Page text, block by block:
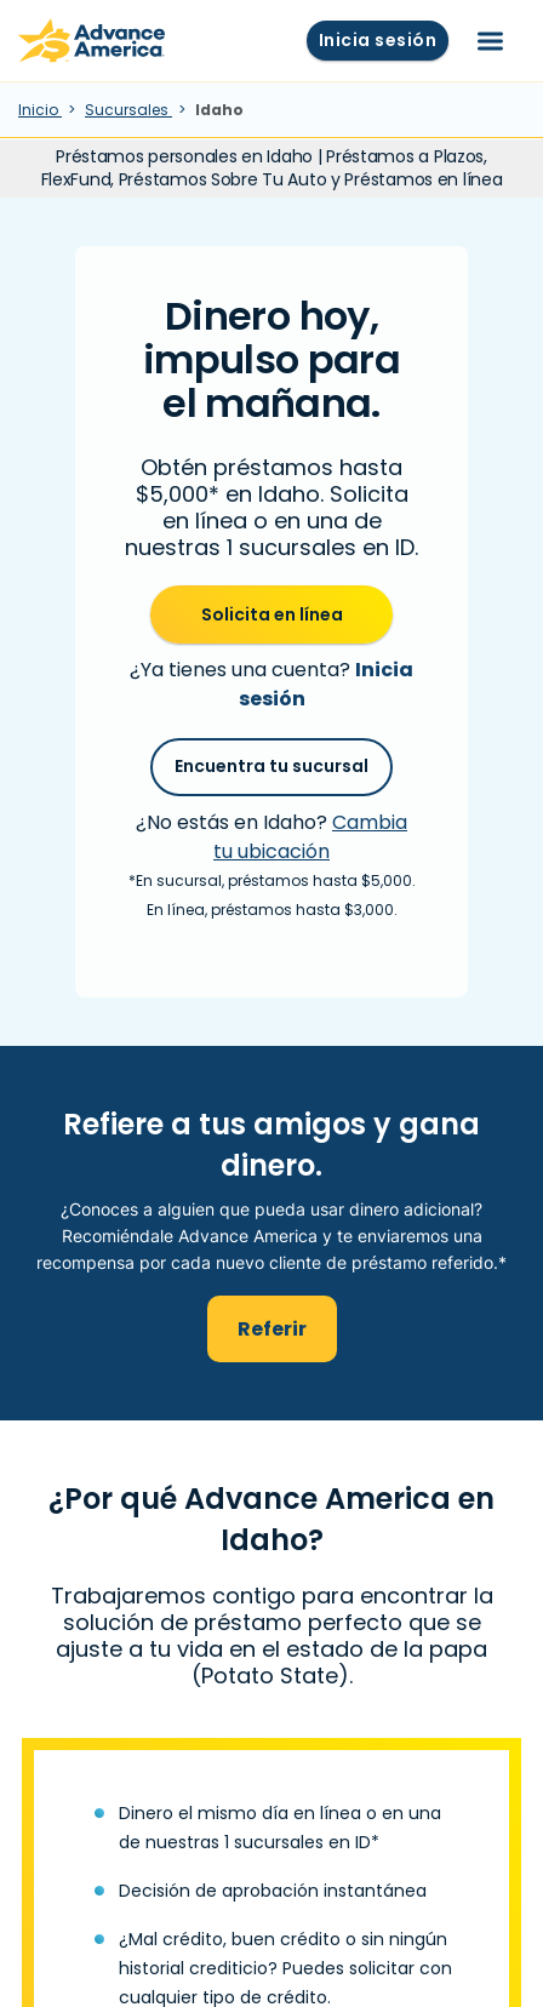
Skip to main content
Advance America home Inicia sesión Menú
Inicio Sucursales Idaho
Préstamos personales en Idaho | Préstamos a Plazos,
FlexFund, Préstamos Sobre Tu Auto y Préstamos en línea
Dinero hoy,
impulso para
el mañana.
Obtén préstamos hasta
$5,000* en Idaho. Solicita
en línea o en una de
nuestras 1 sucursales en ID.
Solicita en línea
¿Ya tienes una cuenta? Inicia
sesión
Encuentra tu sucursal
¿No estás en Idaho?Cambia
tu ubicación
*En sucursal, préstamos hasta $5,000.
En línea, préstamos hasta $3,000.
Refiere a tus amigos y gana
dinero.
¿Conoces a alguien que pueda usar dinero adicional?
Recomiéndale Advance America y te enviaremos una
recompensa por cada nuevo cliente de préstamo referido.*
Referir
¿Por qué Advance America en
Idaho?
Trabajaremos contigo para encontrar la
solución de préstamo perfecto que se
ajuste a tu vida en el estado de la papa
(Potato State).
Dinero el mismo día en línea o en una
de nuestras 1 sucursales en ID*
Decisión de aprobación instantánea
¿Mal crédito, buen crédito o sin ningún
historial crediticio? Puedes solicitar con
cualquier tipo de crédito.